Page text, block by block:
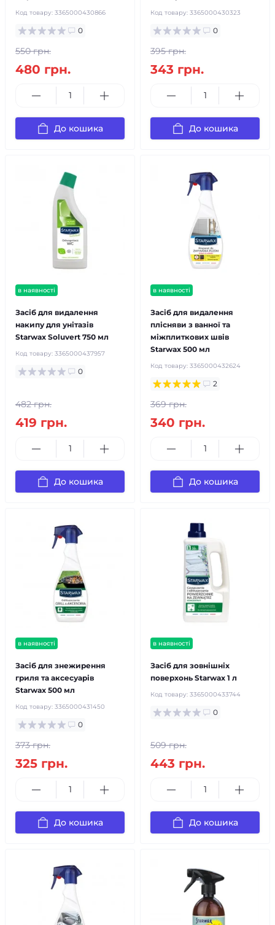
Код товару: 3365000430866
0
550 грн.
480 грн.
До кошика
Код товару: 3365000430323
0
395 грн.
343 грн.
До кошика
в наявності
Засіб для видалення
накипу для унітазів
Starwax Soluvert 750 мл
Код товару: 3365000437957
0
482 грн.
419 грн.
До кошика
в наявності
Засіб для видалення
плісняви з ванної та
міжплиткових швів
Starwax 500 мл
Код товару: 3365000432624
2
369 грн.
340 грн.
До кошика
в наявності
Засіб для знежирення
гриля та аксесуарів
Starwax 500 мл
Код товару: 3365000431450
0
373 грн.
325 грн.
До кошика
в наявності
Засіб для зовнішніх
поверхонь Starwax 1 л
Код товару: 3365000433744
0
509 грн.
443 грн.
До кошика